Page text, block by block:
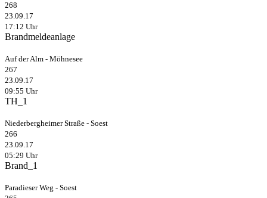
268
23.09.17
17:12 Uhr
Brandmeldeanlage
Auf der Alm - Möhnesee
267
23.09.17
09:55 Uhr
TH_1
Niederbergheimer Straße - Soest
266
23.09.17
05:29 Uhr
Brand_1
Paradieser Weg - Soest